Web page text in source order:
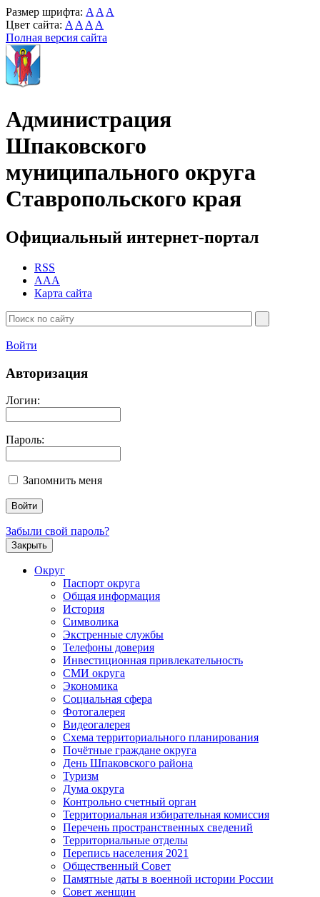
Размер шрифта: A A A
Цвет сайта: A A A A
Полная версия сайта
Администрация
Шпаковского
муниципального округа
Ставропольского края
Официальный интернет-портал
RSS
AAA
Карта сайта
Войти
Авторизация
Логин:
Пароль:
Запомнить меня
Забыли свой пароль?
Закрыть
Округ
Паспорт округа
Общая информация
История
Символика
Экстренные службы
Телефоны доверия
Инвестиционная привлекательность
СМИ округа
Экономика
Социальная сфера
Фотогалерея
Видеогалерея
Схема территориального планирования
Почётные граждане округа
День Шпаковского района
Туризм
Дума округа
Контрольно счетный орган
Территориальная избирательная комиссия
Перечень пространственных сведений
Территориальные отделы
Перепись населения 2021
Общественный Совет
Памятные даты в военной истории России
Совет женщин